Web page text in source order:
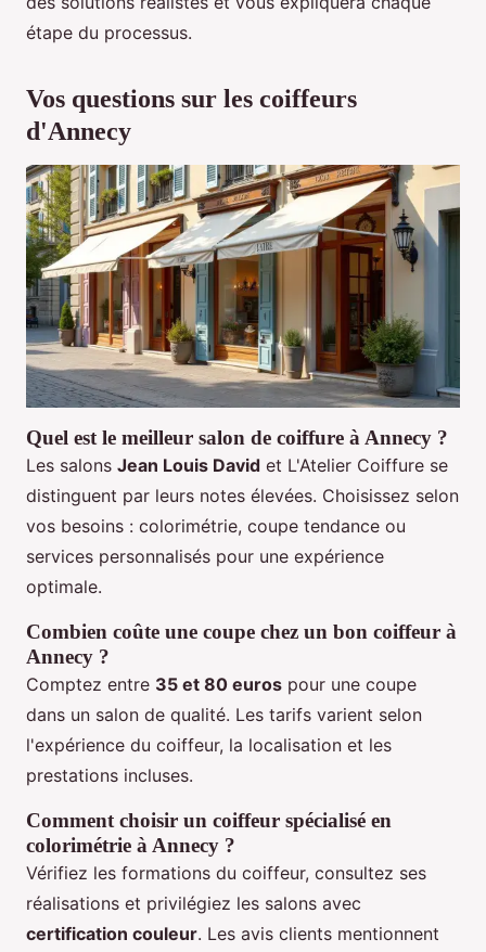
étape du processus.
Vos questions sur les coiffeurs
d'Annecy
Quel est le meilleur salon de coiffure à Annecy ?
Les salons Jean Louis David et L'Atelier Coiffure se
distinguent par leurs notes élevées. Choisissez selon
vos besoins : colorimétrie, coupe tendance ou
services personnalisés pour une expérience
optimale.
Combien coûte une coupe chez un bon coiffeur à
Annecy ?
Comptez entre 35 et 80 euros pour une coupe
dans un salon de qualité. Les tarifs varient selon
l'expérience du coiffeur, la localisation et les
prestations incluses.
Comment choisir un coiffeur spécialisé en
colorimétrie à Annecy ?
Vérifiez les formations du coiffeur, consultez ses
réalisations et privilégiez les salons avec
certification couleur. Les avis clients mentionnent